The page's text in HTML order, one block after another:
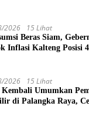
2026 15 Lihat
Beras Siam,
Inflasi Kalteng Posisi
2026 15 Lihat
Umumkan
di Palangka Raya,